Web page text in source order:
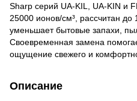
Sharp серий UA-KIL, UA-KIN и
25000 ионов/см³, рассчитан до
уменьшает бытовые запахи,
Своевременная замена
ощущение свежего и
Описание